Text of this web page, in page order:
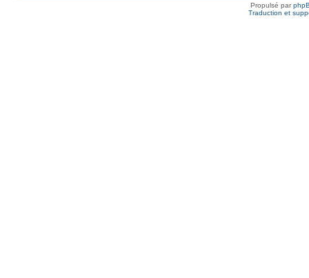
Propulsé par
Traduction et